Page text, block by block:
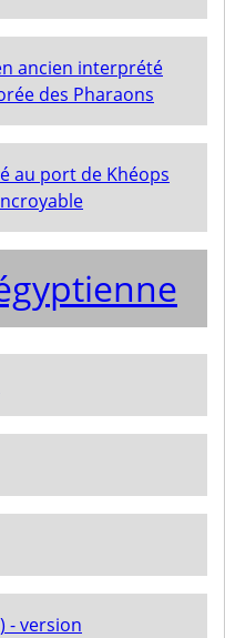
ancien interprété
des Pharaons
au port de Khéops
- version